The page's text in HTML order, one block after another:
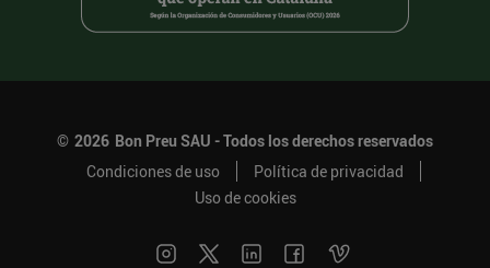
© 2026 Bon Preu SAU - Todos los derechos reservados
Condiciones de uso
Política de privacidad
Uso de cookies